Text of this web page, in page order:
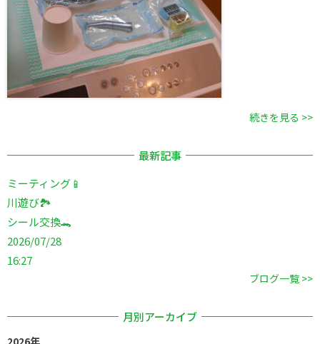
続きを見る >>
最新記事
ミーティング📱
川遊び🏞️
シール交換🐊
2026/07/28
16:27
ブログ一覧 >>
月別アーカイブ
2026年